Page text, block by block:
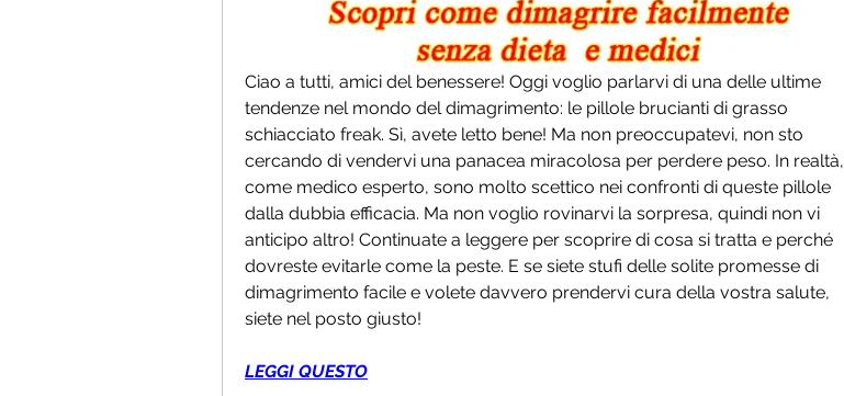
Ciao a tutti, amici del benessere! Oggi voglio parlarvi di una delle ultime
tendenze nel mondo del dimagrimento: le pillole brucianti di grasso
schiacciato freak. Sì, avete letto bene! Ma non preoccupatevi, non sto
cercando di vendervi una panacea miracolosa per perdere peso. In realtà,
come medico esperto, sono molto scettico nei confronti di queste pillole
dalla dubbia efficacia. Ma non voglio rovinarvi la sorpresa, quindi non vi
anticipo altro! Continuate a leggere per scoprire di cosa si tratta e perché
dovreste evitarle come la peste. E se siete stufi delle solite promesse di
dimagrimento facile e volete davvero prendervi cura della vostra salute,
siete nel posto giusto!
LEGGI QUESTO